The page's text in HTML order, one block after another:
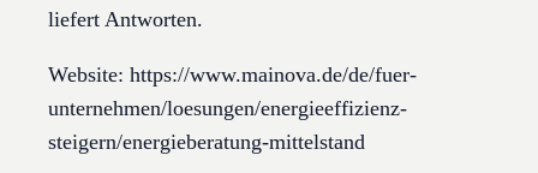
liefert Antworten.
Website: https://www.mainova.de/de/fuer-
unternehmen/loesungen/energieeffizienz-
steigern/energieberatung-mittelstand